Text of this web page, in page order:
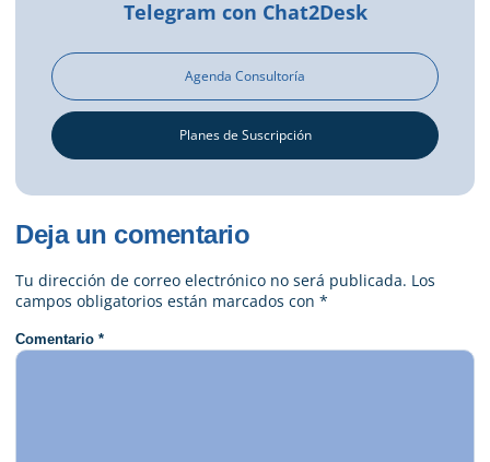
Telegram con Chat2Desk
Agenda Consultoría
Planes de Suscripción
Deja un comentario
Tu dirección de correo electrónico no será publicada. Los
campos obligatorios están marcados con *
Comentario *